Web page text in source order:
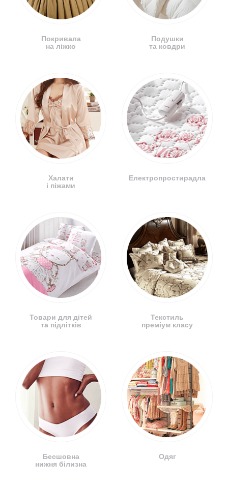
Покривала
на ліжко
Халати
і піжами
Товари для дітей
та підлітків
Бесшовна
нижня білизна
Подушки
та ковдри
Електропростирадла
Текстиль
преміум класу
Одяг